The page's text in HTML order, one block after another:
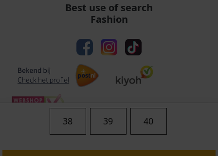
38 39 40
Best use of search
Fashion
Algemene voorwaarden | Privacy |